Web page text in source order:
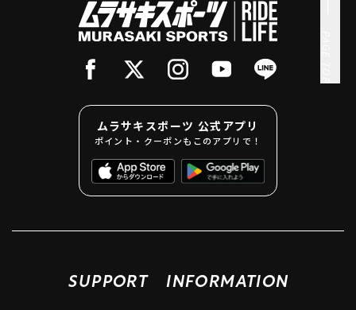
ムラサキスポーツ 公式アプリ
ポイント・クーポンもこのアプリで！
SUPPORT INFORMATION